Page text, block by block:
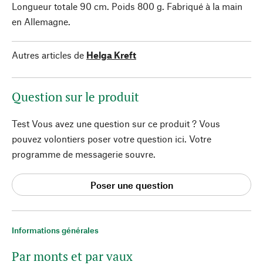
Informations générales
Par monts et par vaux
Longueur totale 90 cm. Poids 800 g. Fabriqué à la main
en Allemagne.
Autres articles de Helga Kreft
Question sur le produit
Test Vous avez une question sur ce produit ? Vous
pouvez volontiers poser votre question ici. Votre
programme de messagerie souvre.
Poser une question